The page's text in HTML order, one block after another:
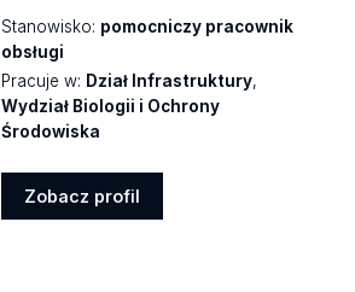
Stanowisko: pomocniczy pracownik
obsługi
Pracuje w: Dział Infrastruktury,
Wydział Biologii i Ochrony
Środowiska
Zobacz profil